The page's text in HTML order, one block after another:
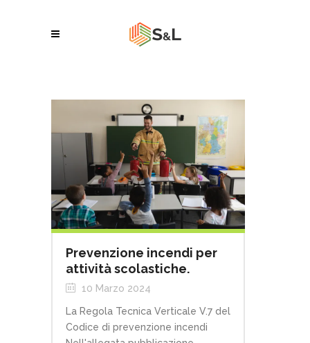
Prevenzione incendi per
attività scolastiche.
10 Marzo 2024
La Regola Tecnica Verticale V.7 del
Codice di prevenzione incendi